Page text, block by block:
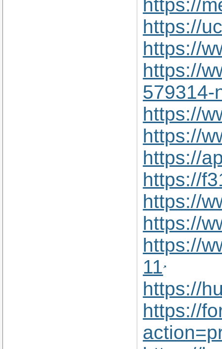
https://
https://
https://
https://
579314-
https://
https://
https://
https://
https://
https://
https://
11
https://
https://